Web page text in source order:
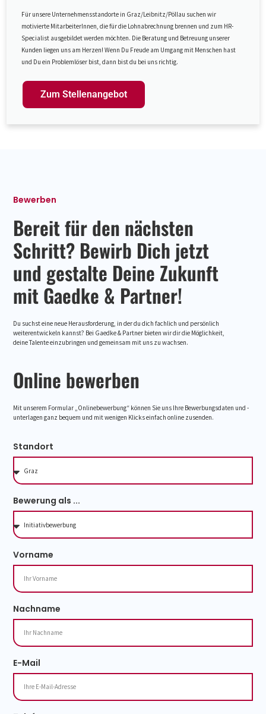
Für unsere Unternehmensstandorte in Graz/Leibnitz/Pöllau suchen wir
motivierte MitarbeiterInnen, die für die Lohnabrechnung brennen und zum HR-
Specialist ausgebildet werden möchten. Die Beratung und Betreuung unserer
Kunden liegen uns am Herzen! Wenn Du Freude am Umgang mit Menschen hast
und Du ein Problemlöser bist, dann bist du bei uns richtig.
Zum Stellenangebot
Bewerben
Bereit für den nächsten
Schritt? Bewirb Dich jetzt
und gestalte Deine Zukunft
mit Gaedke & Partner!
Du suchst eine neue Herausforderung, in der du dich fachlich und persönlich
weiterentwickeln kannst? Bei Gaedke & Partner bieten wir dir die Möglichkeit,
deine Talente einzubringen und gemeinsam mit uns zu wachsen.
Online bewerben
Mit unserem Formular „Onlinebewerbung“ können Sie uns Ihre Bewerbungsdaten und -
unterlagen ganz bequem und mit wenigen Klicks einfach online zusenden.
Standort
Bewerung als ...
Vorname
Nachname
E-Mail